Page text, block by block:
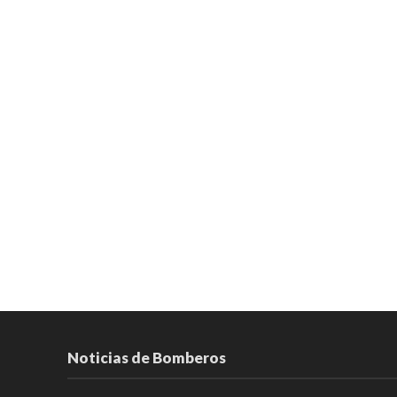
Noticias de Bomberos